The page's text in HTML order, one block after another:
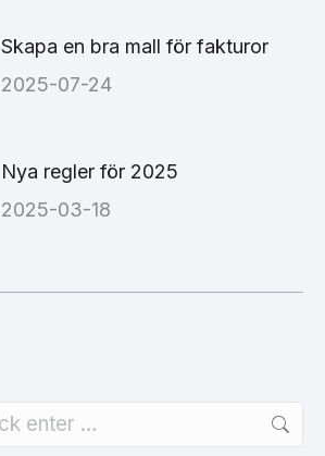
Skapa en bra mall för fakturor
2025-07-24
Nya regler för 2025
2025-03-18